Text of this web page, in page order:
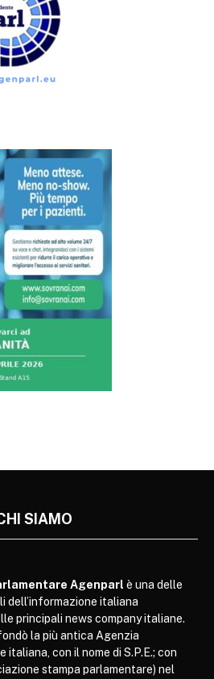
SIAMO
Agenparl è una delle
dell’informazione italiana
principali news company italiane.
la più antica Agenzia
con il nome di S.P.E.; con
stampa parlamentare) nel